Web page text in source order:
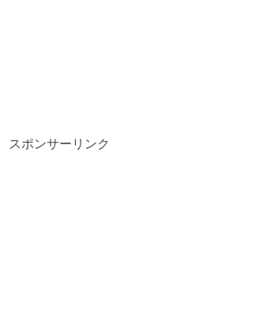
スポンサーリンク